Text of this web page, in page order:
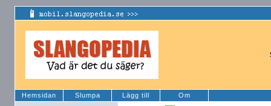
Hemsidan Slumpa Lägg till Om